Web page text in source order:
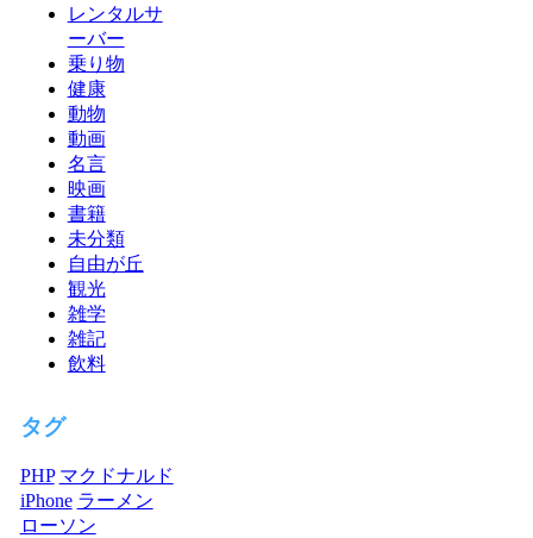
レンタルサ
ーバー
乗り物
健康
動物
動画
名言
映画
書籍
未分類
自由が丘
観光
雑学
雑記
飲料
タグ
PHP マクドナルド
iPhone ラーメン
ローソン